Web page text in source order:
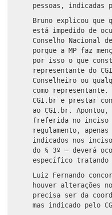
pessoas, indicadas
Bruno explicou que
está impedido de
Conselho Nacional
porque a MP faz
por isso o que
representante do
Conselheiro ou
como
CGI.br e prestar
ao CGI.br. Apontou,
( referida no inciso
regulamento,
indicados nos
do § 3º – deverá
específico tratando
Luiz Fernando
houver alterações
precisa ser da
mas indicado pelo